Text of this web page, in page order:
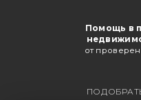
Помощь в
от